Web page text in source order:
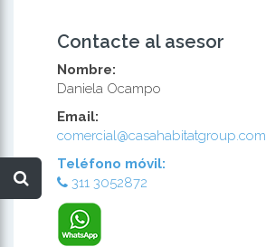
Contacte al asesor
Nombre:
Daniela Ocampo
Email:
comercial@casahabitatgroup.com
Teléfono móvil:
311 3052872